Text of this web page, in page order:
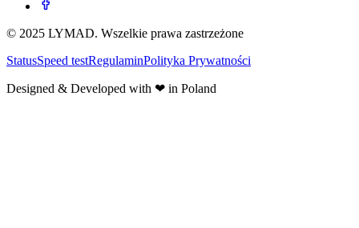
© 2025 LYMAD. Wszelkie prawa zastrzeżone
StatusSpeed testRegulaminPolityka Prywatności
Designed & Developed with ❤ in Poland